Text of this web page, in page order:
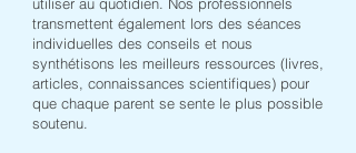
transmettent également lors des séances
individuelles des conseils et nous
synthétisons les meilleurs ressources (livres,
articles, connaissances scientifiques) pour
que chaque parent se sente le plus possible
soutenu.